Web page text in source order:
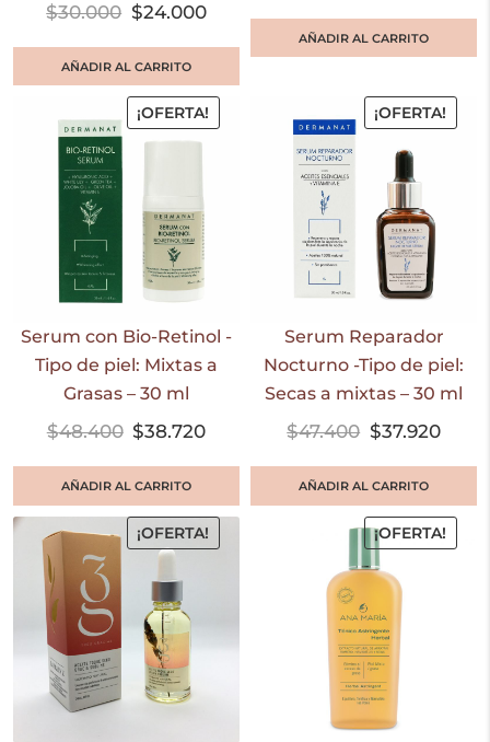
$30.000 $24.000
AÑADIR AL CARRITO
AÑADIR AL CARRITO
¡OFERTA!
Serum con Bio-Retinol -
Tipo de piel: Mixtas a
Grasas – 30 ml
$48.400 $38.720
AÑADIR AL CARRITO
¡OFERTA!
Serum Reparador
Nocturno -Tipo de piel:
Secas a mixtas – 30 ml
$47.400 $37.920
AÑADIR AL CARRITO
¡OFERTA! ¡OFERTA!